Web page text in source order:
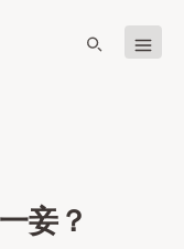
妾？